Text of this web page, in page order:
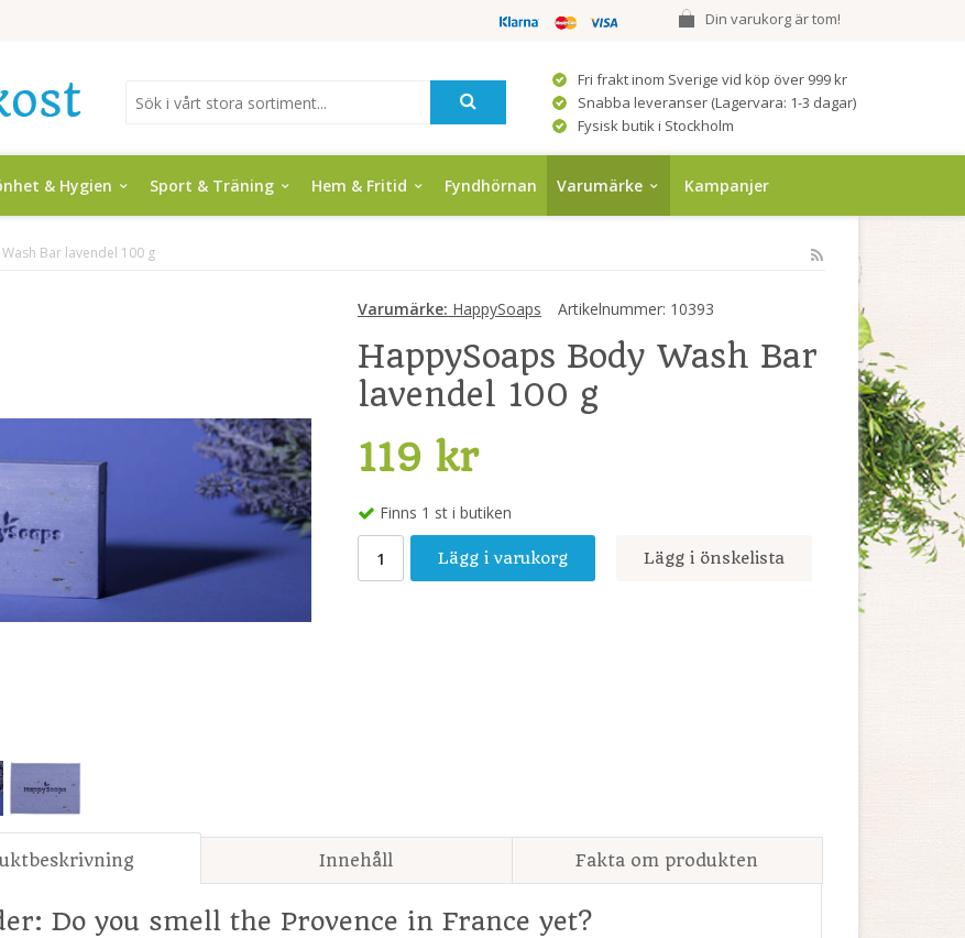
Din varukorg är tom!
Fri frakt inom Sverige vid köp över 999 kr
Snabba leveranser (Lagervara: 1-3 dagar)
Fysisk butik i Stockholm
& Hygien Sport & Träning Hem & Fritid Fyndhörnan Varumärke Kampanjer
Bar lavendel 100 g
Varumärke: HappySoaps Artikelnummer: 10393
HappySoaps Body Wash Bar
lavendel 100 g
119 kr
Finns 1 st i butiken
Lägg i varukorg Lägg i önskelista
Innehåll Fakta om produkten
Do you smell the Provence in France yet?